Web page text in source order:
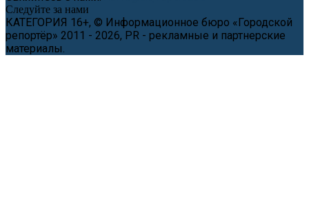
Следуйте за нами
КАТЕГОРИЯ 16+, © Информационное бюро «Городской
репортёр» 2011 - 2026, PR - рекламные и партнерские
материалы.